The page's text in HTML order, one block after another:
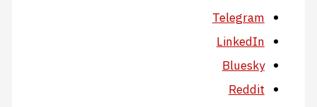
Telegram
LinkedIn
Bluesky
Reddit